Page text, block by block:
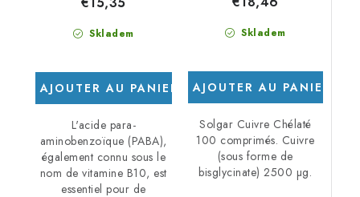
Skladem
AJOUTER AU PANIER
L'acide para-
aminobenzoïque (PABA),
également connu sous le
nom de vitamine B10, est
essentiel pour de
Skladem
AJOUTER AU PANIER
Solgar Cuivre Chélaté
100 comprimés. Cuivre
(sous forme de
bisglycinate) 2500 µg.